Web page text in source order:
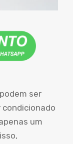
ser
um